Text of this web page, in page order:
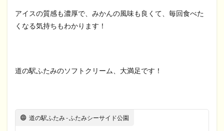
アイスの質感も濃厚で、みかんの風味も良くて、毎回食べた
くなる気持ちもわかります！
道の駅ふたみのソフトクリーム、大満足です！
道の駅ふたみ - ふたみシーサイド公園